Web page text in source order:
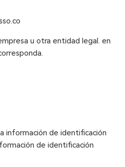
u otra entidad legal. en
información de identificación
de identificación